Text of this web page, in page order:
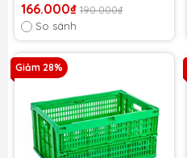
166.000₫ 190.000₫
So sánh
Giảm 28%